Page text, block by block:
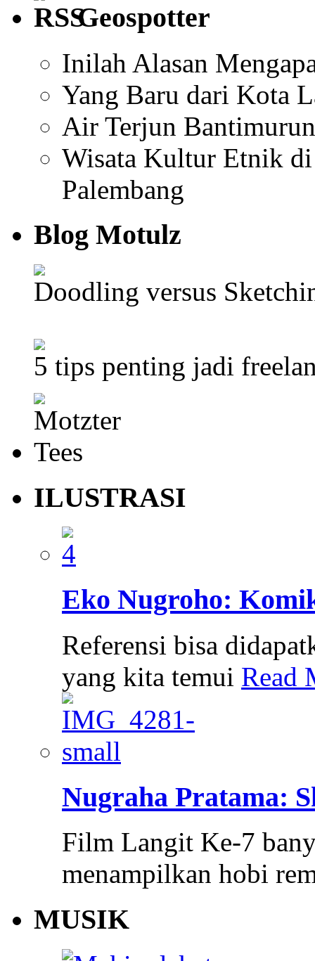
Geospotter
Inilah Alasan
Yang Baru dari Kota
Air Terjun
Wisata Kultur Etnik
Palembang
Blog Motulz
Doodling versus
5 tips penting jadi
ILUSTRASI
Eko Nugroho:
Referensi bisa
yang kita temui Read
Nugraha Pratama:
Film Langit Ke-7
menampilkan hobi
MUSIK